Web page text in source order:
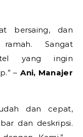
bersaing, dan
Sangat
yang ingin
–Ani, Manajer
dan cepat,
dan deskripsi.